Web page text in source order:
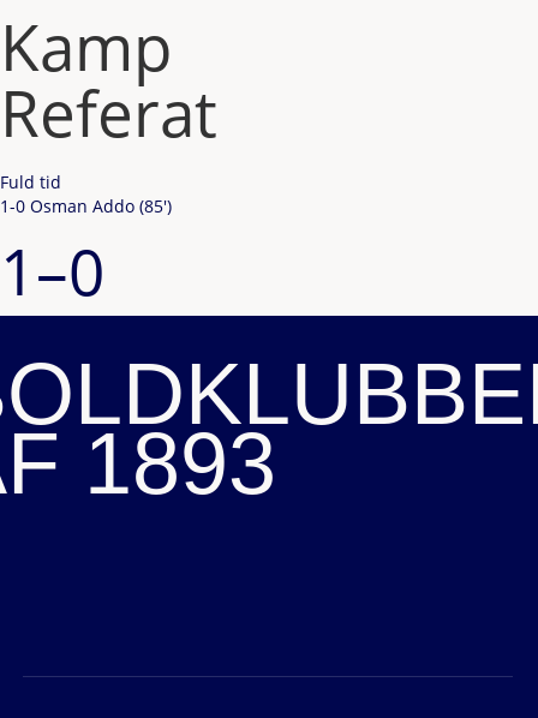
Kamp
Referat
Fuld tid
1-0 Osman Addo (85')
1–0
1893